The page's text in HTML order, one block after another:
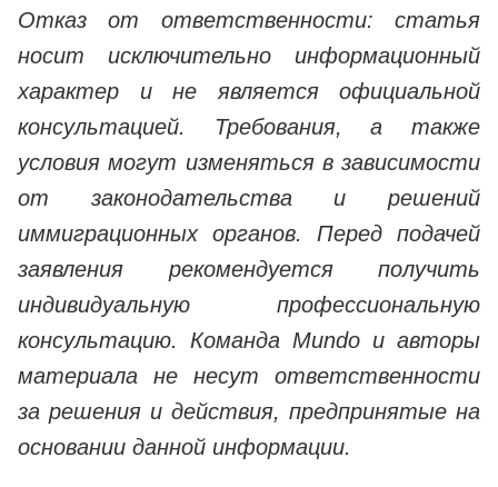
Отказ от ответственности: статья
носит исключительно информационный
характер и не является официальной
консультацией. Требования, а также
условия могут изменяться в зависимости
от законодательства и решений
иммиграционных органов. Перед подачей
заявления рекомендуется получить
индивидуальную профессиональную
консультацию. Команда Mundo и авторы
материала не несут ответственности
за решения и действия, предпринятые на
основании данной информации.